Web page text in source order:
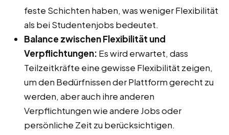
feste Schichten haben, was weniger Flexibilität
als bei Studentenjobs bedeutet.
Balance zwischen Flexibilität und
Verpflichtungen: Es wird erwartet, dass
Teilzeitkräfte eine gewisse Flexibilität zeigen,
um den Bedürfnissen der Plattform gerecht zu
werden, aber auch ihre anderen
Verpflichtungen wie andere Jobs oder
persönliche Zeit zu berücksichtigen.